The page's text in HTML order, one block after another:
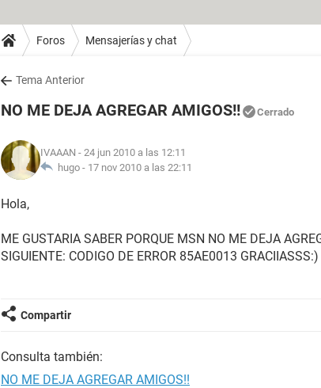
Foros Mensajerías y chat
Tema Anterior
NO ME DEJA AGREGAR AMIGOS!! Cerrado
IVAAAN - 24 jun 2010 a las 12:11
hugo - 17 nov 2010 a las 22:11
Hola,
ME GUSTARIA SABER PORQUE MSN NO ME DEJA
SIGUIENTE: CODIGO DE ERROR 85AE0013 GRACIIASSS:)
Compartir
Consulta también:
NO ME DEJA AGREGAR AMIGOS!!